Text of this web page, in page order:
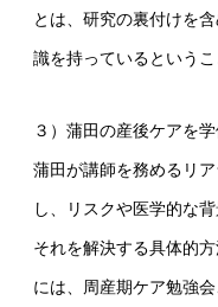
とは、研究の裏付けを
識を持っているというこ
３）蒲田の産後ケアを
蒲田が講師を務めるリ
し、リスクや医学的な
それを解決する具体的
には、周産期ケア勉強